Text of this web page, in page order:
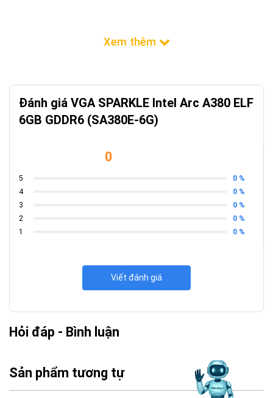
Đánh giá VGA SPARKLE Intel Arc A380 ELF
6GB GDDR6 (SA380E-6G)
0
5
0 %
4
0 %
3
0 %
2
0 %
1
0 %
Viết đánh giá
Hỏi đáp - Bình luận
Sản phẩm tương tự